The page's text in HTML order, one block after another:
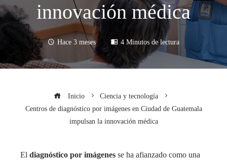
innovación médica
Hace 3 meses 4 Minutos de lectura
Inicio
Ciencia y tecnología
Centros de diagnóstico por imágenes en Ciudad de Guatemala
impulsan la innovación médica
El diagnóstico por imágenes se ha afianzado como una